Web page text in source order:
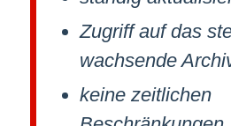
Zugriff auf das
wachsende
keine zeitlichen